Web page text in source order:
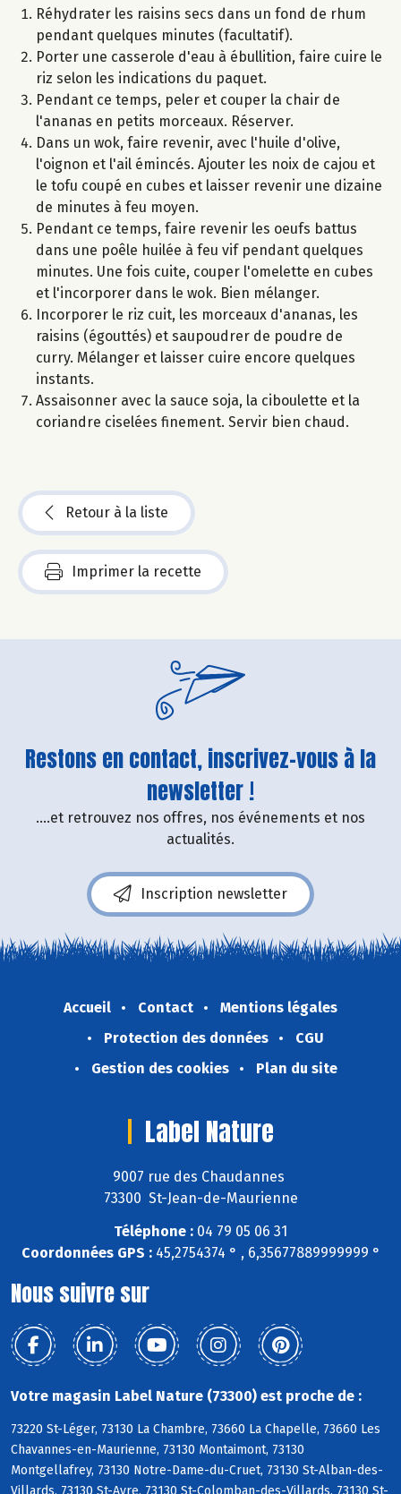
Réhydrater les raisins secs dans un fond de rhum
pendant quelques minutes (facultatif).
Porter une casserole d'eau à ébullition, faire cuire le
riz selon les indications du paquet.
Pendant ce temps, peler et couper la chair de
l'ananas en petits morceaux. Réserver.
Dans un wok, faire revenir, avec l'huile d'olive,
l'oignon et l'ail émincés. Ajouter les noix de cajou et
le tofu coupé en cubes et laisser revenir une dizaine
de minutes à feu moyen.
Pendant ce temps, faire revenir les oeufs battus
dans une poêle huilée à feu vif pendant quelques
minutes. Une fois cuite, couper l'omelette en cubes
et l'incorporer dans le wok. Bien mélanger.
Incorporer le riz cuit, les morceaux d'ananas, les
raisins (égouttés) et saupoudrer de poudre de
curry. Mélanger et laisser cuire encore quelques
instants.
Assaisonner avec la sauce soja, la ciboulette et la
coriandre ciselées finement. Servir bien chaud.
Retour à la liste
Imprimer la recette
Restons en contact, inscrivez-vous à la
newsletter !
....et retrouvez nos offres, nos événements et nos
actualités.
Inscription newsletter
Accueil Contact
Mentions légales
Protection des données
CGU
Gestion des cookies
Plan du site
Label Nature
9007 rue des Chaudannes
73300 St-Jean-de-Maurienne
Téléphone : 04 79 05 06 31
Coordonnées GPS :45,2754374 ° , 6,35677889999999 °
Nous suivre sur
Votre magasin Label Nature (73300) est proche de :
73220 St-Léger, 73130 La Chambre, 73660 La Chapelle, 73660 Les
Chavannes-en-Maurienne, 73130 Montaimont, 73130
Montgellafrey, 73130 Notre-Dame-du-Cruet, 73130 St-Alban-des-
Villards, 73130 St-Avre, 73130 St-Colomban-des-Villards, 73130 St-